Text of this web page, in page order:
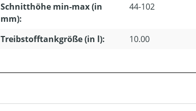
Schnitthöhe min-max (in
mm):
44-102
Treibstofftankgröße (in l): 10.00